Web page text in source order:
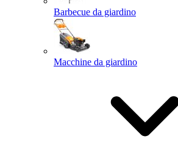
Barbecue da giardino
Macchine da giardino